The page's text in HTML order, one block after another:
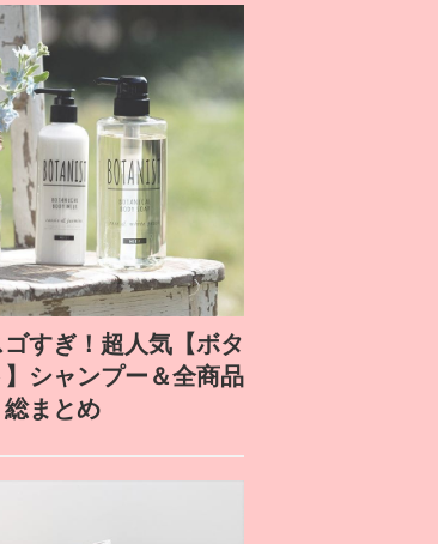
すぎ！超人気【ボタ
シャンプー＆全商品
総まとめ